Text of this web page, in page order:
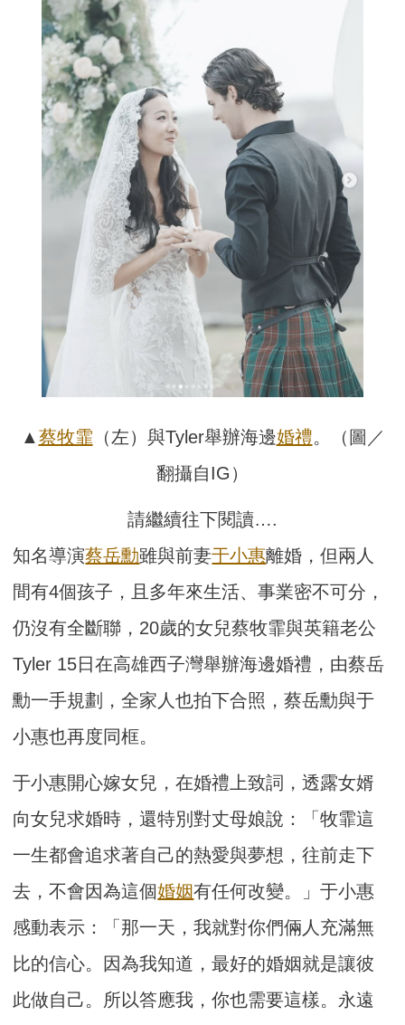
▲ 蔡牧霏 （左）與Tyler舉辦海邊婚禮。（圖／
翻攝自IG）
請繼續往下閱讀….
知名導演蔡岳勳雖與前妻于小惠離婚，但兩人
間有4個孩子，且多年來生活、事業密不可分，
仍沒有全斷聯，20歲的女兒蔡牧霏與英籍老公
Tyler 15日在高雄西子灣舉辦海邊婚禮，由蔡岳
勳一手規劃，全家人也拍下合照，蔡岳勳與于
小惠也再度同框。
于小惠開心嫁女兒，在婚禮上致詞，透露女婿
向女兒求婚時，還特別對丈母娘說：「牧霏這
一生都會追求著自己的熱愛與夢想，往前走下
去，不會因為這個婚姻有任何改變。」于小惠
感動表示：「那一天，我就對你們倆人充滿無
比的信心。因為我知道，最好的婚姻就是讓彼
此做自己。所以答應我，你也需要這樣。永遠